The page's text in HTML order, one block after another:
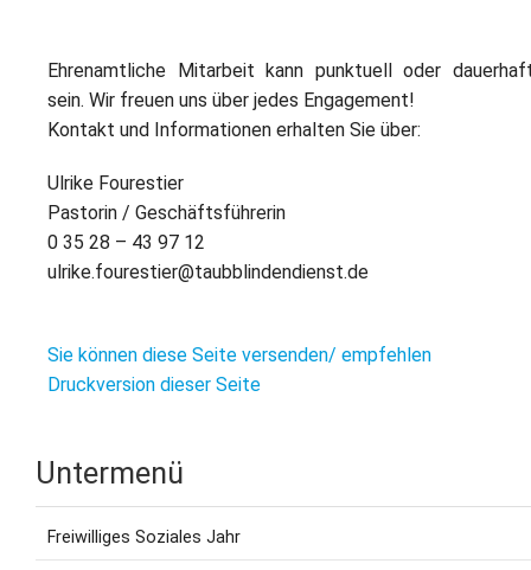
Ehrenamtliche Mitarbeit kann punktuell oder
sein. Wir freuen uns über jedes Engagement!
Kontakt und Informationen erhalten Sie über:
Ulrike Fourestier
Pastorin / Geschäftsführerin
0 35 28 – 43 97 12
ulrike.fourestier@taubblindendienst.de
Sie können diese Seite versenden/ empfehlen
Druckversion dieser Seite
Untermenü
Freiwilliges Soziales Jahr